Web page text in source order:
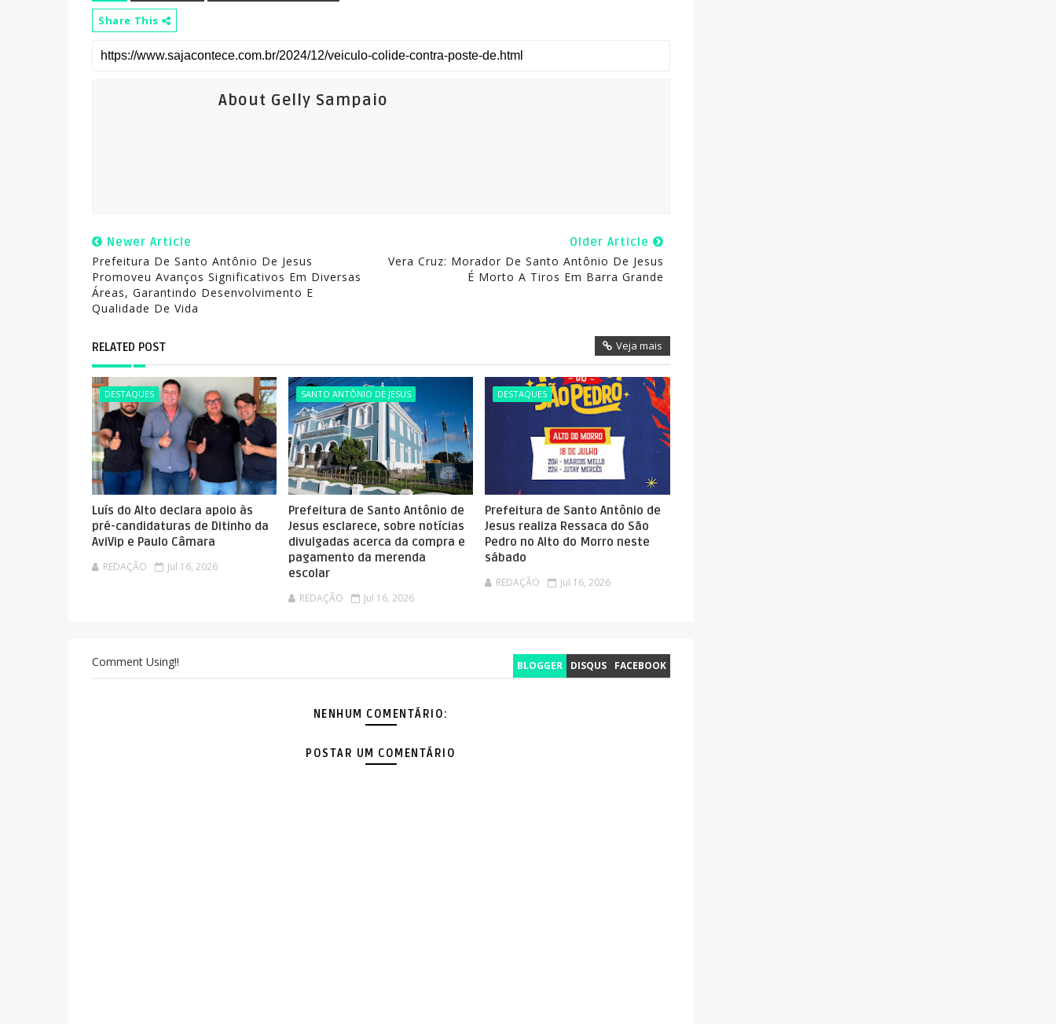
Share This
About Gelly Sampaio
Newer Article
Prefeitura De Santo Antônio De Jesus
Promoveu Avanços Significativos Em Diversas
Áreas, Garantindo Desenvolvimento E
Qualidade De Vida
Older Article
Vera Cruz: Morador De Santo Antônio De Jesus
É Morto A Tiros Em Barra Grande
RELATED POST Veja mais
DESTAQUES
Luís do Alto declara apoio às
pré-candidaturas de Ditinho da
AviVip e Paulo Câmara
REDAÇÃO Jul 16, 2026
SANTO ANTÔNIO DE JESUS
Prefeitura de Santo Antônio de
Jesus esclarece, sobre notícias
divulgadas acerca da compra e
pagamento da merenda
escolar
REDAÇÃO Jul 16, 2026
DESTAQUES
Prefeitura de Santo Antônio de
Jesus realiza Ressaca do São
Pedro no Alto do Morro neste
sábado
REDAÇÃO Jul 16, 2026
BLOGGER DISQUS FACEBOOK
Comment Using!!
NENHUM COMENTÁRIO:
POSTAR UM COMENTÁRIO